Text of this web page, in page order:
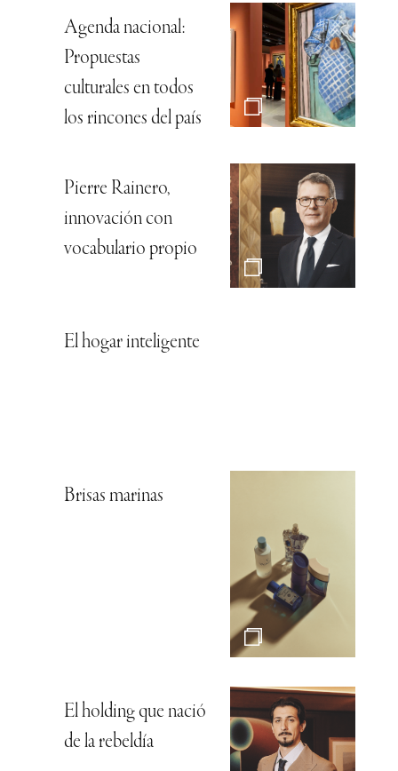
Agenda nacional:
Propuestas
culturales en todos
los rincones del país
Pierre Rainero,
innovación con
vocabulario propio
El hogar inteligente
Brisas marinas
El holding que nació
de la rebeldía